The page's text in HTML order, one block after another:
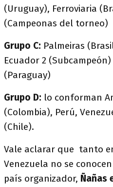
(Uruguay), Ferroviaria
(Campeonas del torneo)
Grupo C: Palmeiras
Ecuador 2
(Paraguay)
Grupo D: lo conforman
(Colombia), Perú,
(Chile).
Vale aclarar que tanto
Venezuela no se
país organizador, Ñañas